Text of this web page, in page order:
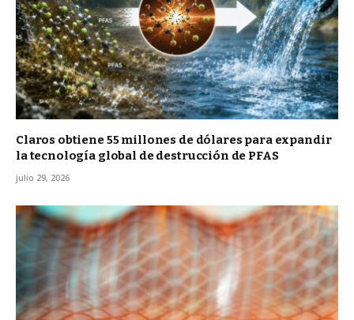
Claros obtiene 55 millones de dólares para expandir
la tecnología global de destrucción de PFAS
julio 29, 2026